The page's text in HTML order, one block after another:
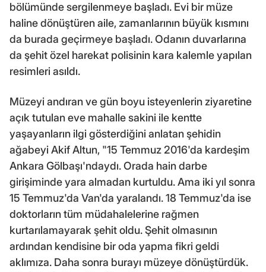
bölümünde sergilenmeye başladı. Evi bir müze
haline dönüştüren aile, zamanlarının büyük kısmını
da burada geçirmeye başladı. Odanın duvarlarına
da şehit özel harekat polisinin kara kalemle yapılan
resimleri asıldı.
Müzeyi andıran ve gün boyu isteyenlerin ziyaretine
açık tutulan eve mahalle sakini ile kentte
yaşayanların ilgi gösterdiğini anlatan şehidin
ağabeyi Akif Altun, "15 Temmuz 2016'da kardeşim
Ankara Gölbaşı'ndaydı. Orada hain darbe
girişiminde yara almadan kurtuldu. Ama iki yıl sonra
15 Temmuz'da Van'da yaralandı. 18 Temmuz'da ise
doktorların tüm müdahalelerine rağmen
kurtarılamayarak şehit oldu. Şehit olmasının
ardından kendisine bir oda yapma fikri geldi
aklımıza. Daha sonra burayı müzeye dönüştürdük.